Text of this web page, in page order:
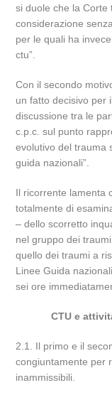
si duole che la Corte
considerazione
per le quali ha
ctu”.
Con il secondo
un fatto decisivo per
discussione tra le
c.p.c. sul punto
evolutivo del trauma
guida nazionali”.
Il ricorrente lamenta
totalmente di
– dello scorretto
nel gruppo dei
quello dei traumi a
Linee Guida
sei ore
CTU e
2.1. Il primo e il
congiuntamente per
inammissibili.